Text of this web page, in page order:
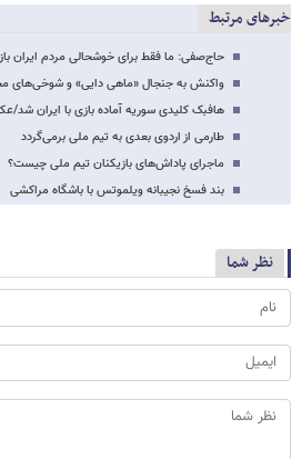
خبرهای مرتبط
حاج‌صفی: ما فقط برای خوشحالی مردم ایران
واکنش به جنجال «ماهی دایی» و شوخی‌های
هافبک کلیدی سوریه آماده بازی با ایران
طارمی از اردوی بعدی به تیم ملی برمی‌گردد
ماجرای پاداش‌های بازیکنان تیم ملی چیست؟
بند فسخ نجیبانه ویلموتس با باشگاه مراکشی
نظر شما